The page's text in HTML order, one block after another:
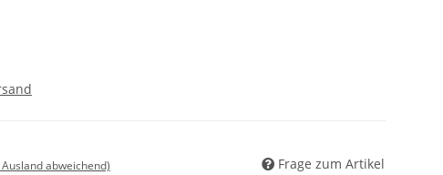
Ausland abweichend) Frage zum Artikel